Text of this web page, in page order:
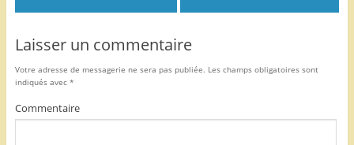
Laisser un commentaire
Votre adresse de messagerie ne sera pas publiée. Les champs obligatoires sont
indiqués avec *
Commentaire